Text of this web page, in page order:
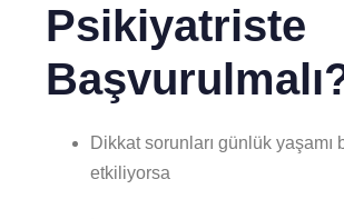
Psikiyatriste
Dikkat sorunları günlük yaşamı
etkiliyorsa